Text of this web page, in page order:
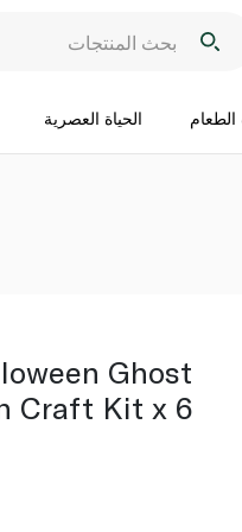
الحياة العصرية
Ghost
Craft Kit x 6